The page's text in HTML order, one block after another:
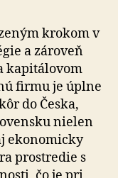
krokom v
a zároveň
kapitálovom
firmu je úplne
do Česka,
nielen
ekonomicky
prostredie s